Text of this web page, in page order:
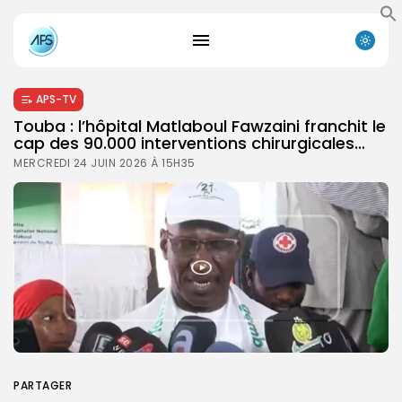
APS-TV
Touba : l’hôpital Matlaboul Fawzaini franchit le
cap des 90.000 interventions chirurgicales…
MERCREDI 24 JUIN 2026 À 15H35
PARTAGER